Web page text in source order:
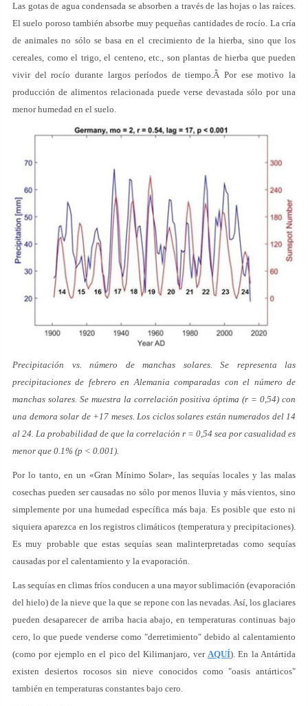
Las gotas de agua condensada se absorben a través de las hojas o las raíces.
El suelo poroso también absorbe muy pequeñas cantidades de rocío. La cría
de animales no sólo se basa en el crecimiento de la hierba, sino que los
cereales, como el trigo, el centeno, etc., son plantas de hierba que pueden
vivir del rocío durante largos períodos de tiempo.Â Por ese motivo la
producción de alimentos relacionada puede verse devastada sólo por una
menor humedad en el suelo.
Precipitación vs. número de manchas solares. Se representa las
precipitaciones de febrero en Alemania comparadas con el número de
manchas solares. Se muestra la correlación positiva óptima (r = 0,54) con
una demora solar de +17 meses. Los ciclos solares están numerados del 14
al 24. La probabilidad de que la correlación r = 0,54 sea por casualidad es
menor que 0.1% (p < 0.001).
Por lo tanto, en un «Gran Mínimo Solar», las sequías locales y las malas
cosechas pueden ser causadas no sólo por menos lluvia y más vientos, sino
simplemente por una humedad específica más baja. Es posible que esto ni
siquiera aparezca en los registros climáticos (temperatura y precipitaciones).
Es muy probable que estas sequías sean malinterpretadas como sequías
causadas por el calentamiento y la evaporación.
Las sequías en climas fríos conducen a una mayor sublimación (evaporación
del hielo) de la nieve que la que se repone con las nevadas. Así, los glaciares
pueden desaparecer de arriba hacia abajo, en temperaturas continuas bajo
cero, lo que puede venderse como "derretimiento" debido al calentamiento
(como por ejemplo en el pico del Kilimanjaro, ver AQUÍ). En la Antártida
existen desiertos rocosos sin nieve conocidos como "oasis antárticos"
también en temperaturas constantes bajo cero.